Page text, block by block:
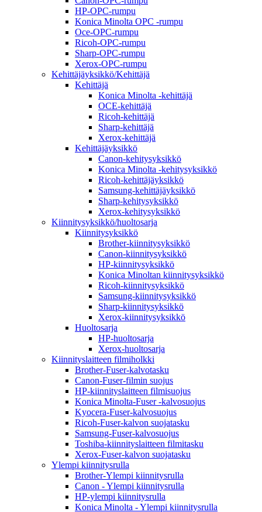
HP-OPC-rumpu
Konica Minolta OPC -rumpu
Oce-OPC-rumpu
Ricoh-OPC-rumpu
Sharp-OPC-rumpu
Xerox-OPC-rumpu
Kehittäjäyksikkö/Kehittäjä
Kehittäjä
Konica Minolta -kehittäjä
OCE-kehittäjä
Ricoh-kehittäjä
Sharp-kehittäjä
Xerox-kehittäjä
Kehittäjäyksikkö
Canon-kehitysyksikkö
Konica Minolta -kehitysyksikkö
Ricoh-kehittäjäyksikkö
Samsung-kehittäjäyksikkö
Sharp-kehitysyksikkö
Xerox-kehitysyksikkö
Kiinnitysyksikkö/huoltosarja
Kiinnitysyksikkö
Brother-kiinnitysyksikkö
Canon-kiinnitysyksikkö
HP-kiinnitysyksikkö
Konica Minoltan kiinnitysyksikkö
Ricoh-kiinnitysyksikkö
Samsung-kiinnitysyksikkö
Sharp-kiinnitysyksikkö
Xerox-kiinnitysyksikkö
Huoltosarja
HP-huoltosarja
Xerox-huoltosarja
Kiinnityslaitteen filmiholkki
Brother-Fuser-kalvotasku
Canon-Fuser-filmin suojus
HP-kiinnityslaitteen filmisuojus
Konica Minolta-Fuser -kalvosuojus
Kyocera-Fuser-kalvosuojus
Ricoh-Fuser-kalvon suojatasku
Samsung-Fuser-kalvosuojus
Toshiba-kiinnityslaitteen filmitasku
Xerox-Fuser-kalvon suojatasku
Ylempi kiinnitysrulla
Brother-Ylempi kiinnitysrulla
Canon - Ylempi kiinnitysrulla
HP-ylempi kiinnitysrulla
Konica Minolta - Ylempi kiinnitysrulla